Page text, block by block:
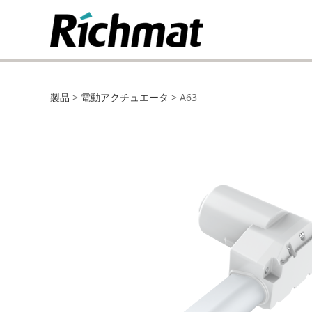
A63
製品 > 電動アクチュエータ > A63